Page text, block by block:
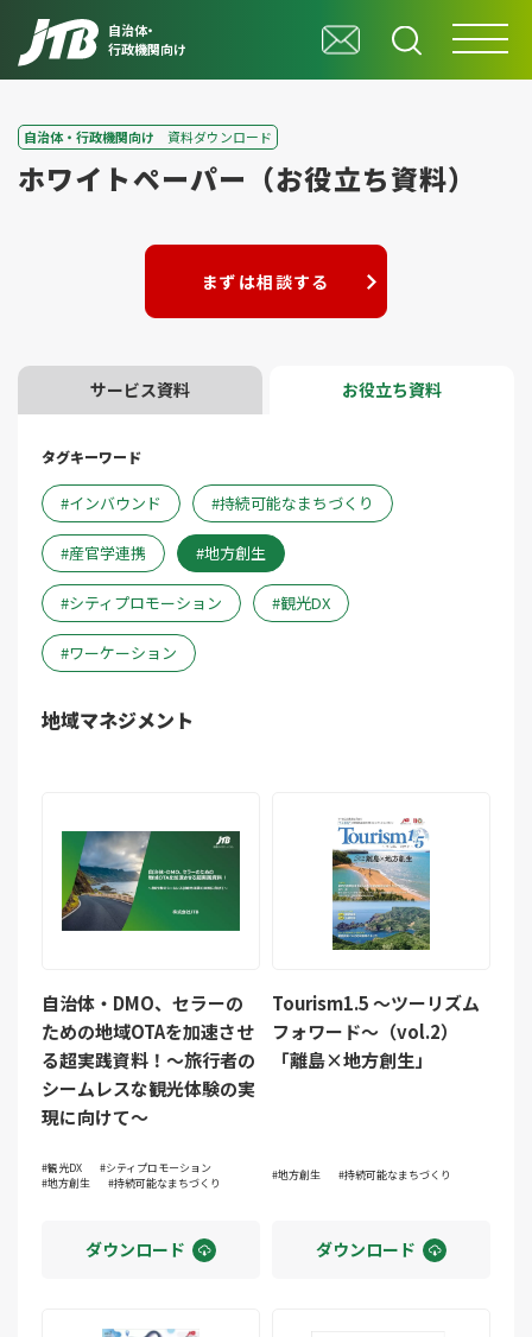
自治体・
行政機関向け
自治体・行政機関向け 資料ダウンロード
ホワイトペーパー（お役立ち資料）
まずは相談する
サービス資料 お役立ち資料
タグキーワード
インバウンド 持続可能なまちづくり
産官学連携 地方創生
シティプロモーション 観光DX
ワーケーション
地域マネジメント
自治体・DMO、セラーの
ための地域OTAを加速させ
る超実践資料！～旅行者の
シームレスな観光体験の実
現に向けて～
観光DX
シティプロモーション
地方創生
持続可能なまちづくり
ダウンロード
Tourism1.5 ～ツーリズム
フォワード～（vol.2）
「離島×地方創生」
地方創生 持続可能なまちづくり
ダウンロード